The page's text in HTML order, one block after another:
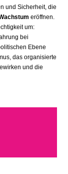
und Sicherheit, die
eröffnen.
um:
bei
Ebene
das organisierte
und die